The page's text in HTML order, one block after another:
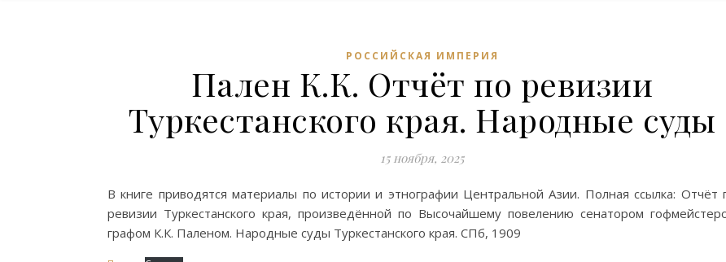
РОССИЙСКАЯ ИМПЕРИЯ
Пален К.К. Отчёт по ревизии
Туркестанского края. Народные суды
15 ноября, 2025
В книге приводятся материалы по истории и этнографии Центральной Азии. Полная ссылка: Отчёт
ревизии Туркестанского края, произведённой по Высочайшему повелению сенатором
графом К.К. Паленом. Народные суды Туркестанского края. СПб, 1909